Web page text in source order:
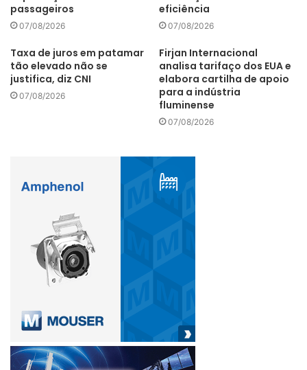
passageiros
07/08/2026
eficiência
07/08/2026
Taxa de juros em patamar
tão elevado não se
justifica, diz CNI
07/08/2026
Firjan Internacional
analisa tarifaço dos EUA e
elabora cartilha de apoio
para a indústria
fluminense
07/08/2026